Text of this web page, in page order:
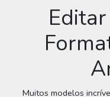
Muitos modelos